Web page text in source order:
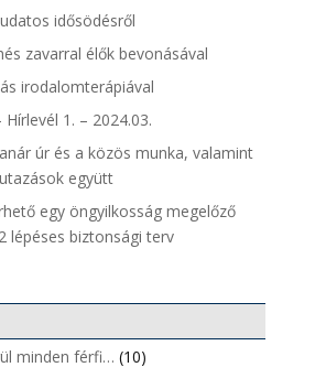
idősödésről
zavarral élők bevonásával
irodalomterápiával
Hírlevél 1. – 2024.03.
úr és a közös munka, valamint
együtt
egy öngyilkosság megelőző
lépéses biztonsági terv
minden férfi… (10)